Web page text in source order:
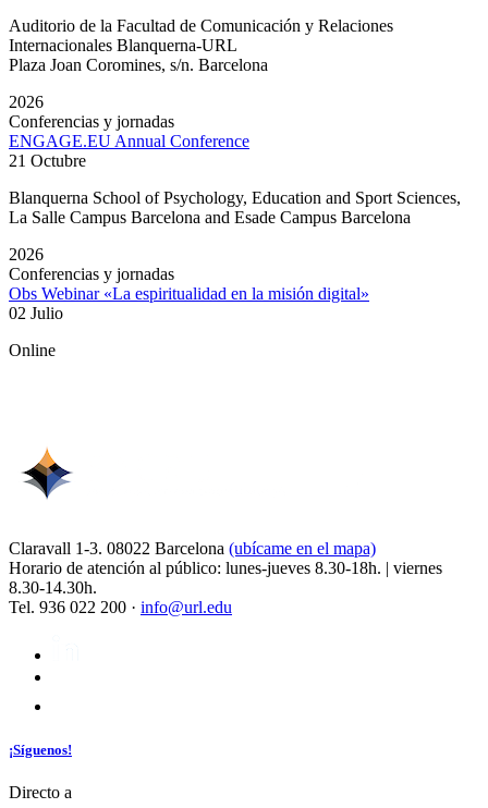
Auditorio de la Facultad de Comunicación y Relaciones
Internacionales Blanquerna-URL
Plaza Joan Coromines, s/n. Barcelona
2026
Conferencias y jornadas
ENGAGE.EU Annual Conference
21 Octubre
Blanquerna School of Psychology, Education and Sport Sciences,
La Salle Campus Barcelona and Esade Campus Barcelona
2026
Conferencias y jornadas
Obs Webinar «La espiritualidad en la misión digital»
02 Julio
Online
Claravall 1-3. 08022 Barcelona (ubícame en el mapa)
Horario de atención al público: lunes-jueves 8.30-18h. | viernes
8.30-14.30h.
Tel. 936 022 200 · info@url.edu
¡Síguenos!
Directo a